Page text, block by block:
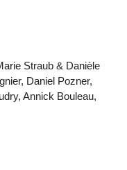
Straub & Danièle
Daniel Pozner,
Annick Bouleau,